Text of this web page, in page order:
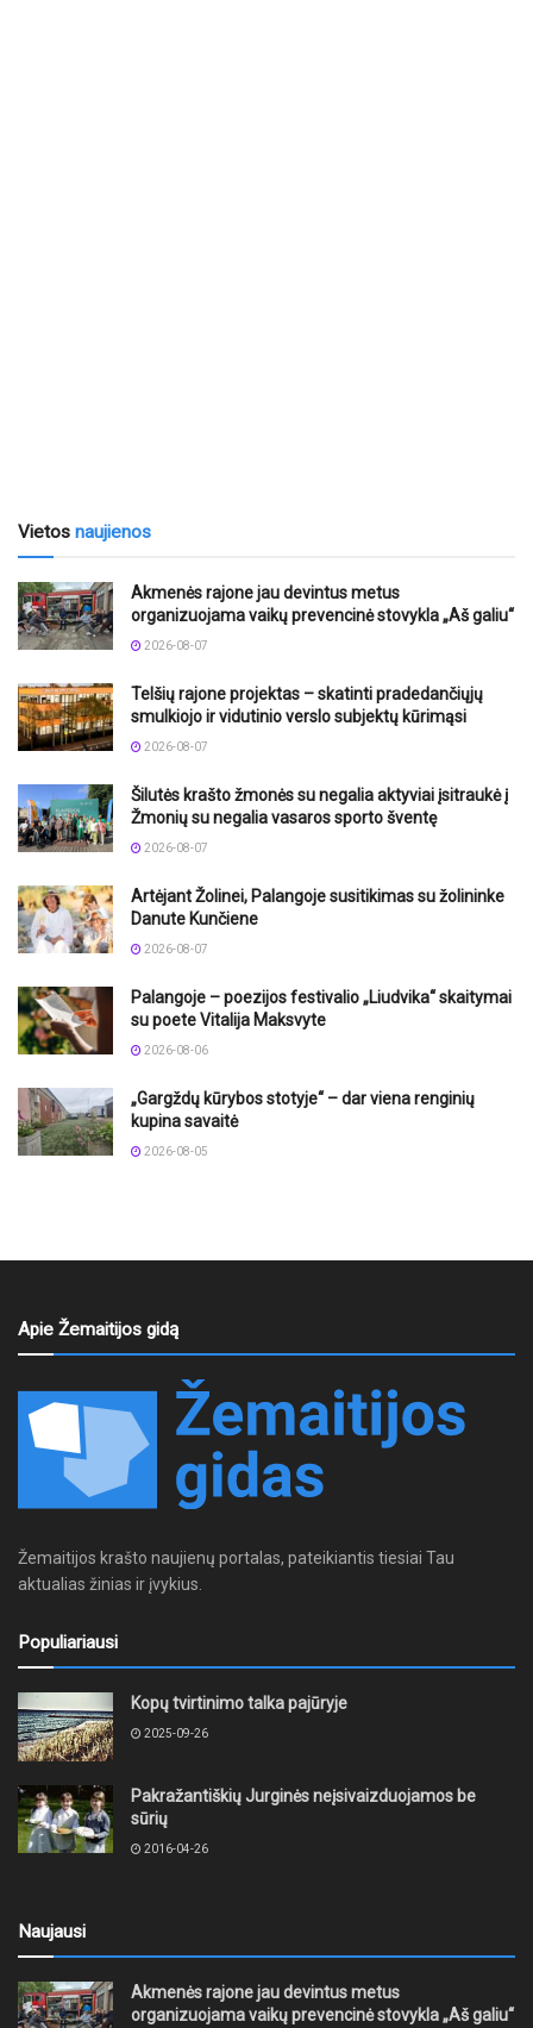
Vietos naujienos
Akmenės rajone jau devintus metus
organizuojama vaikų prevencinė stovykla „Aš galiu“
2026-08-07
Telšių rajone projektas – skatinti pradedančiųjų
smulkiojo ir vidutinio verslo subjektų kūrimąsi
2026-08-07
Šilutės krašto žmonės su negalia aktyviai įsitraukė į
Žmonių su negalia vasaros sporto šventę
2026-08-07
Artėjant Žolinei, Palangoje susitikimas su žolininke
Danute Kunčiene
2026-08-07
Palangoje – poezijos festivalio „Liudvika“ skaitymai
su poete Vitalija Maksvyte
2026-08-06
„Gargždų kūrybos stotyje“ – dar viena renginių
kupina savaitė
2026-08-05
Apie Žemaitijos gidą
Žemaitijos krašto naujienų portalas, pateikiantis tiesiai Tau
aktualias žinias ir įvykius.
Populiariausi
Kopų tvirtinimo talka pajūryje
2025-09-26
Pakražantiškių Jurginės neįsivaizduojamos be
sūrių
2016-04-26
Naujausi
Akmenės rajone jau devintus metus
organizuojama vaikų prevencinė stovykla „Aš galiu“